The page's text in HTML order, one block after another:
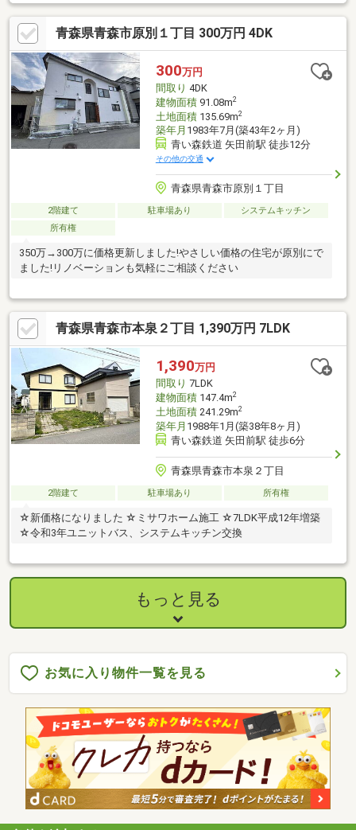
青森県青森市原別１丁目 300万円 4DK
300万円
間取り 4DK
建物面積91.08m2
土地面積135.69m2
築年月 1983年7月(築43年2ヶ月)
青い森鉄道 矢田前駅 徒歩12分
その他の交通
青森県青森市原別１丁目
2階建て 駐車場あり
システムキッチン
所有権
350万→300万に価格更新しました!やさしい価格の住宅が原別にで
ました!リノベーションも気軽にご相談ください
青森県青森市本泉２丁目 1,390万円 7LDK
1,390万円
間取り 7LDK
建物面積147.4m2
土地面積241.29m2
築年月 1988年1月(築38年8ヶ月)
青い森鉄道 矢田前駅 徒歩6分
青森県青森市本泉２丁目
2階建て 駐車場あり 所有権
☆新価格になりました ☆ミサワホーム施工 ☆7LDK平成12年増築
☆令和3年ユニットバス、システムキッチン交換
もっと見る
お気に入り物件一覧を見る